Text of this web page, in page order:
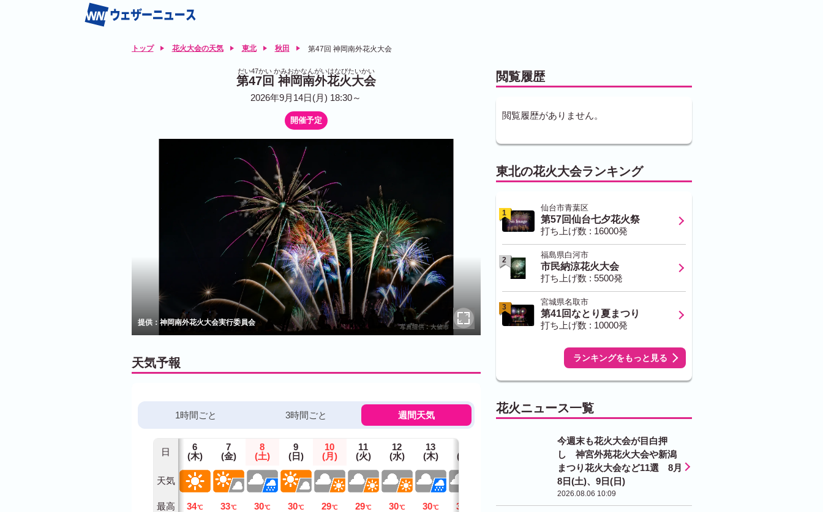
トップ 花火大会の天気 東北 秋田 第47回 神岡南外花火大会
だい47かい かみおかなんがいはなびたいかい
第47回 神岡南外花火大会
2026年9月14日(月) 18:30～
開催予定
提供：神岡南外花火大会実行委員会
天気予報
1時間ごと 3時間ごと 週間天気
日
天気
最高
6
(木)
34℃
7
(金)
33℃
8
(土)
30℃
9
(日)
30℃
10
(月)
29℃
11
(火)
29℃
12
(水)
30℃
13
(木)
30℃
(金)
31 32℃
閲覧履歴
閲覧履歴がありません。
東北の花火大会ランキング
1
仙台市青葉区
第57回仙台七夕花火祭
打ち上げ数 : 16000発
2
福島県白河市
市民納涼花火大会
打ち上げ数 : 5500発
3
宮城県名取市
第41回なとり夏まつり
打ち上げ数 : 10000発
ランキングをもっと見る
花火ニュース一覧
今週末も花火大会が目白押
し 神宮外苑花火大会や新潟
まつり花火大会など11選 8月
8日(土)、9日(日)
2026.08.06 10:09